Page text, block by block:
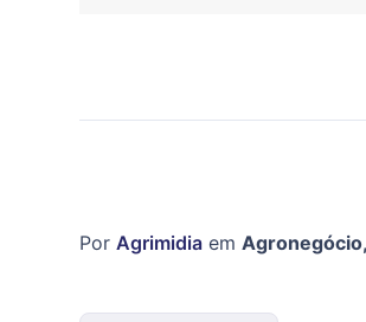
Por Agrimidia em Agronegócio,